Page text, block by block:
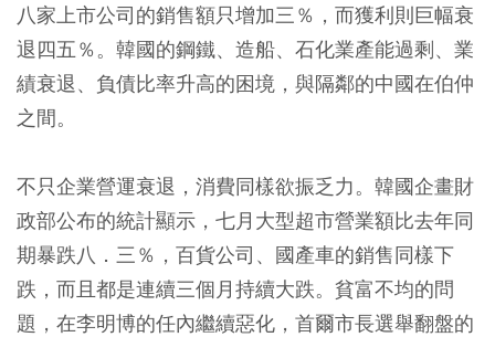
八家上市公司的銷售額只增加三％，而獲利則巨幅衰
退四五％。韓國的鋼鐵、造船、石化業產能過剩、業
績衰退、負債比率升高的困境，與隔鄰的中國在伯仲
之間。
不只企業營運衰退，消費同樣欲振乏力。韓國企畫財
政部公布的統計顯示，七月大型超市營業額比去年同
期暴跌八．三％，百貨公司、國產車的銷售同樣下
跌，而且都是連續三個月持續大跌。貧富不均的問
題，在李明博的任內繼續惡化，首爾市長選舉翻盤的